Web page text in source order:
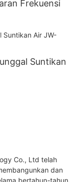
Frekuensi
Suntikan
Co., Ltd telah
dan